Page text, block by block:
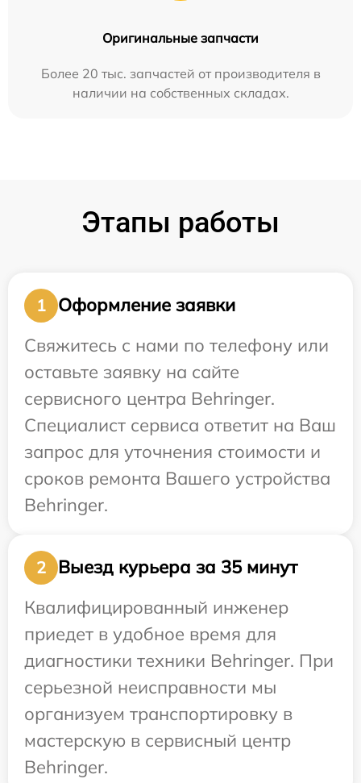
Оригинальные запчасти
Более 20 тыс. запчастей от производителя в
наличии на собственных складах.
Этапы работы
1
Оформление заявки
Свяжитесь с нами по телефону или
оставьте заявку на сайте
сервисного центра Behringer.
Специалист сервиса ответит на Ваш
запрос для уточнения стоимости и
сроков ремонта Вашего устройства
Behringer.
2
Выезд курьера за 35 минут
Квалифицированный инженер
приедет в удобное время для
диагностики техники Behringer. При
серьезной неисправности мы
организуем транспортировку в
мастерскую в сервисный центр
Behringer.